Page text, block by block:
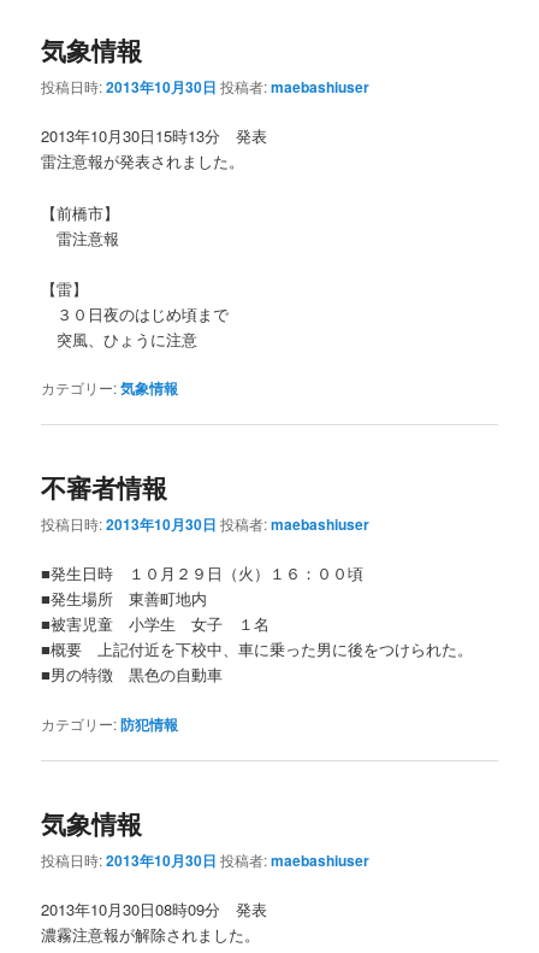
気象情報
投稿日時:2013年10月30日 投稿者:maebashiuser
2013年10月30日15時13分 発表
雷注意報が発表されました。
【前橋市】
雷注意報
【雷】
３０日夜のはじめ頃まで
突風、ひょうに注意
カテゴリー:気象情報
不審者情報
投稿日時:2013年10月30日 投稿者:maebashiuser
■発生日時 １０月２９日（火）１６：００頃
■発生場所 東善町地内
■被害児童 小学生 女子 １名
■概要 上記付近を下校中、車に乗った男に後をつけられた。
■男の特徴 黒色の自動車
カテゴリー:防犯情報
気象情報
投稿日時:2013年10月30日 投稿者:maebashiuser
2013年10月30日08時09分 発表
濃霧注意報が解除されました。